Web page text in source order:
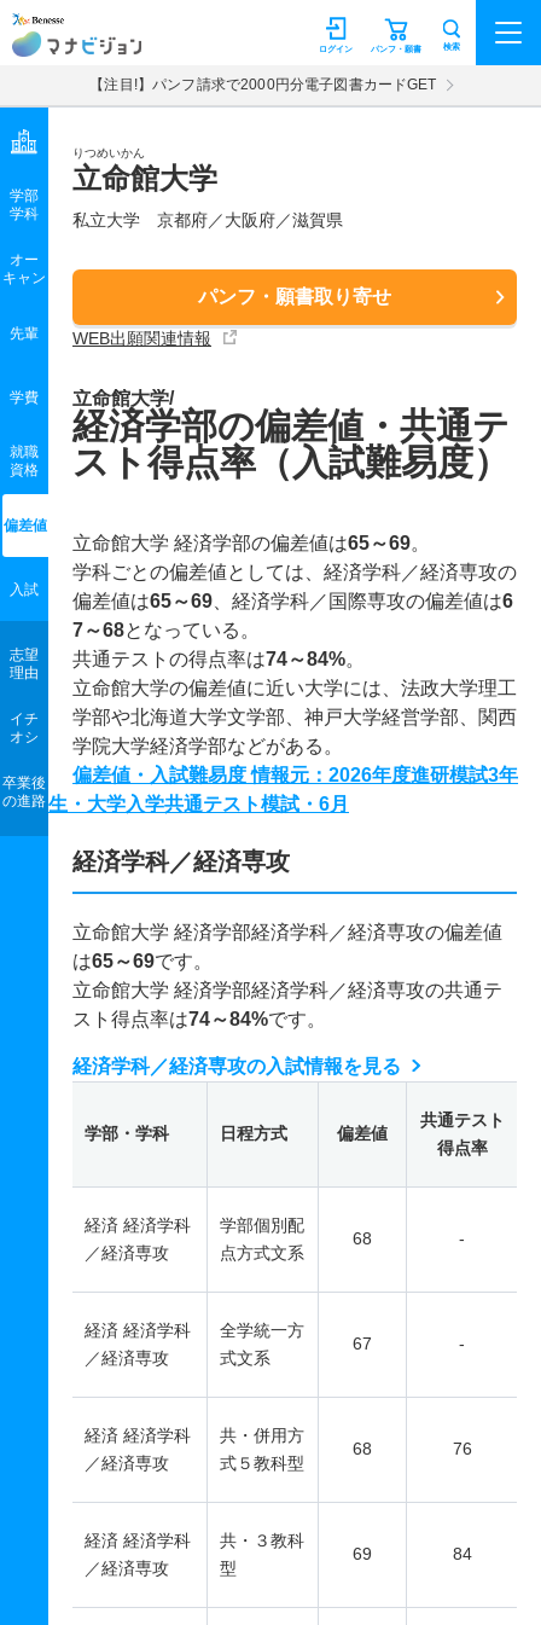
マナビジョン パンフ・願書
ログイン 検索
【注目!】パンフ請求で2000円分電子図書カードGET
りつめいかん
立命館大学
私立大学 京都府／大阪府／滋賀県
パンフ・願書取り寄せ
WEB出願関連情報
学部
学科
オー
キャン
先輩
学費
就職
資格
偏差値
入試
志望
理由
イチ
オシ
卒業後
の進路
立命館大学/
経済学部の偏差値・共通テ
スト得点率（入試難易度）
立命館大学 経済学部の偏差値は65～69。
学科ごとの偏差値としては、経済学科／経済専攻の
偏差値は65～69 、経済学科／国際専攻の偏差値は6
7～68となっている。
共通テストの得点率は74～84%。
立命館大学の偏差値に近い大学には、法政大学理工
学部や北海道大学文学部、神戸大学経営学部、関西
学院大学経済学部などがある。
偏差値・入試難易度 情報元：2026年度進研模試3年
生・大学入学共通テスト模試・6月
経済学科／経済専攻
立命館大学 経済学部経済学科／経済専攻の偏差値
は65～69です。
立命館大学 経済学部経済学科／経済専攻の共通テ
スト得点率は74～84%です。
経済学科／経済専攻の入試情報を見る
学部・学科 日程方式 偏差値
共通テスト
得点率
経済 経済学科
／経済専攻
学部個別配
点方式文系
68 -
経済 経済学科
／経済専攻
全学統一方
式文系
67 -
経済 経済学科
／経済専攻
共・併用方
式５教科型
68 76
経済 経済学科
／経済専攻
共・３教科
型
69 84